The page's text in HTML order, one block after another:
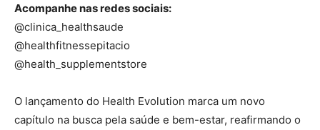
Acompanhe nas redes sociais:
@clinica_healthsaude
@healthfitnessepitacio
@health_supplementstore
O lançamento do Health Evolution marca um novo
capítulo na busca pela saúde e bem-estar, reafirmando o